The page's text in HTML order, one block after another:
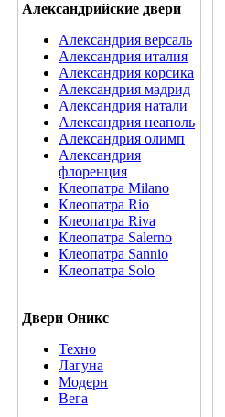
Александрийские двери
Александрия версаль
Александрия италия
Александрия корсика
Александрия мадрид
Александрия натали
Александрия неаполь
Александрия олимп
Александрия
флоренция
Клеопатра Milano
Клеопатра Rio
Клеопатра Riva
Клеопатра Salerno
Клеопатра Sannio
Клеопатра Solo
Двери Оникс
Техно
Лагуна
Модерн
Вега